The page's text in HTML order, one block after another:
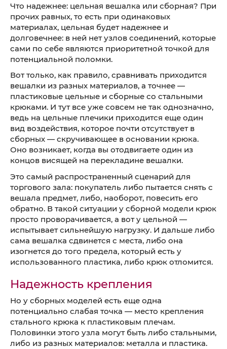
Что надежнее: цельная вешалка или сборная? При
прочих равных, то есть при одинаковых
материалах, цельная будет надежнее и
долговечнее: в ней нет узлов соединений, которые
сами по себе являются приоритетной точкой для
потенциальной поломки.
Вот только, как правило, сравнивать приходится
вешалки из разных материалов, а точнее —
пластиковые цельные и сборные со стальными
крюками. И тут все уже совсем не так однозначно,
ведь на цельные плечики приходится еще один
вид воздействия, которое почти отсутствует в
сборных — скручивающее в основании крюка.
Оно возникает, когда вы отодвигаете один из
концов висящей на перекладине вешалки.
Это самый распространенный сценарий для
торгового зала: покупатель либо пытается снять с
вешала предмет, либо, наоборот, повесить его
обратно. В такой ситуации у сборной модели крюк
просто проворачивается, а вот у цельной —
испытывает сильнейшую нагрузку. И дальше либо
сама вешалка сдвинется с места, либо она
изогнется до того предела, который есть у
использованного пластика, либо крюк отломится.
Надежность крепления
Но у сборных моделей есть еще одна
потенциально слабая точка — место крепления
стального крюка к пластиковым плечам.
Половинки этого узла могут быть либо стальными,
либо из разных материалов: металла и пластика.